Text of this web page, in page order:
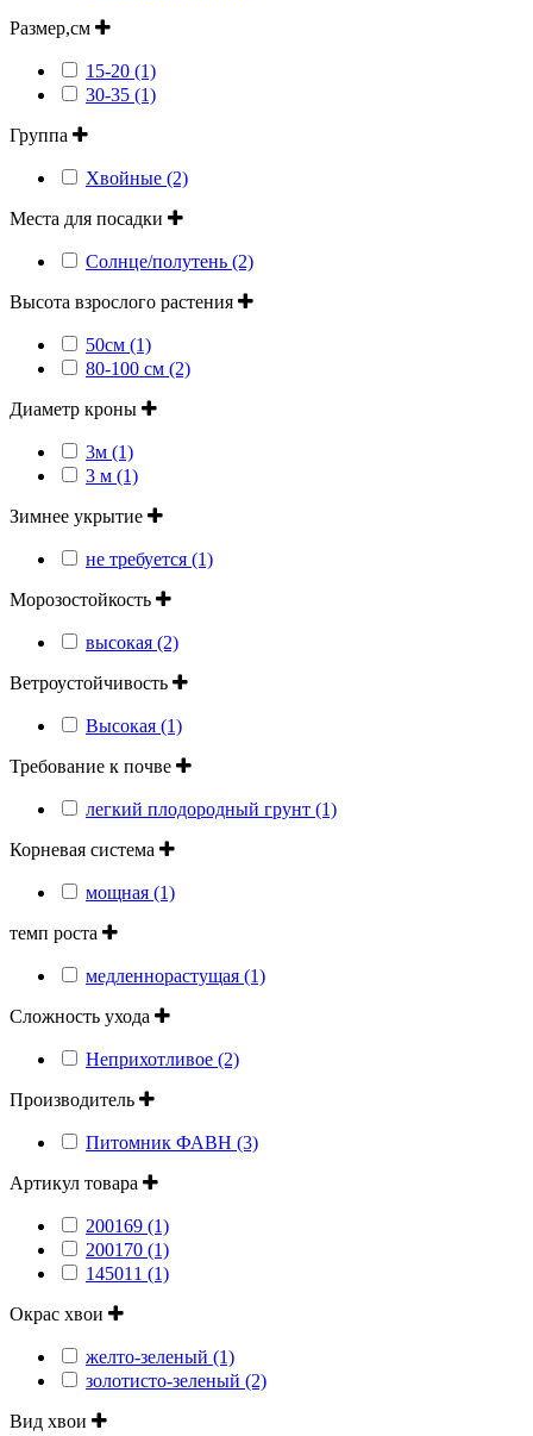
Размер,см
15-20 (1)
30-35 (1)
Группа
Хвойные (2)
Места для посадки
Солнце/полутень (2)
Высота взрослого растения
50см (1)
80-100 см (2)
Диаметр кроны
3м (1)
3 м (1)
Зимнее укрытие
не требуется (1)
Морозостойкость
высокая (2)
Ветроустойчивость
Высокая (1)
Требование к почве
легкий плодородный грунт (1)
Корневая система
мощная (1)
темп роста
медленнорастущая (1)
Сложность ухода
Неприхотливое (2)
Производитель
Питомник ФАВН (3)
Артикул товара
200169 (1)
200170 (1)
145011 (1)
Окрас хвои
желто-зеленый (1)
золотисто-зеленый (2)
Вид хвои